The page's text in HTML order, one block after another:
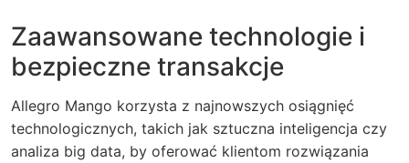
Zaawansowane technologie i
bezpieczne transakcje
Allegro Mango korzysta z najnowszych osiągnięć
technologicznych, takich jak sztuczna inteligencja czy
analiza big data, by oferować klientom rozwiązania